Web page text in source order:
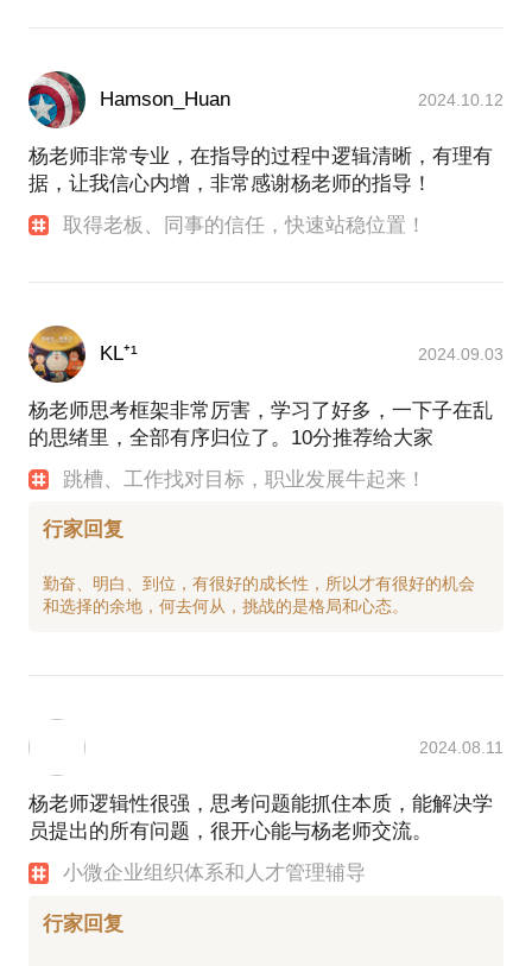
专业，硕士
【职业经历】:
职业指导师，国际项目管理师IPMP
HRA人力资源业务伙伴认证
河北人力资源行业协会（前）常务理事
我曾经帮助过约6000人
有太多学员在沟通后表示感谢和好评，我感谢他们的
认可和信任，这给我莫大鼓舞。
化、进展和感受，或者寻求进一步的帮助。有企业主
学员约见上百行家后特别予以“思路特别清晰、站在老
Hamson_Huan 2024.10.12
杨老师非常专业，在指导的过程中逻辑清晰，有理有
据，让我信心内增，非常感谢杨老师的指导！
取得老板、同事的信任，快速站稳位置！
KL⁺¹ 2024.09.03
杨老师思考框架非常厉害，学习了好多，一下子在乱
的思绪里，全部有序归位了。10分推荐给大家
跳槽、工作找对目标，职业发展牛起来！
行家回复
勤奋、明白、到位，有很好的成长性，所以才有很好的机会
2024.08.11
杨老师逻辑性很强，思考问题能抓住本质，能解决学
员提出的所有问题，很开心能与杨老师交流。
小微企业组织体系和人才管理辅导
行家回复